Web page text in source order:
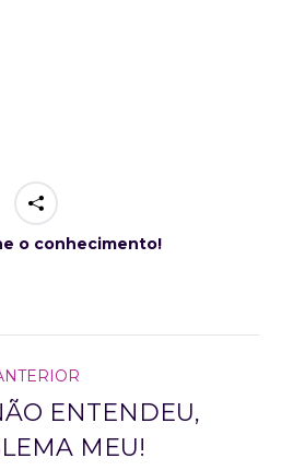
o conhecimento!
Previous
project:
ENTENDEU,
MEU!